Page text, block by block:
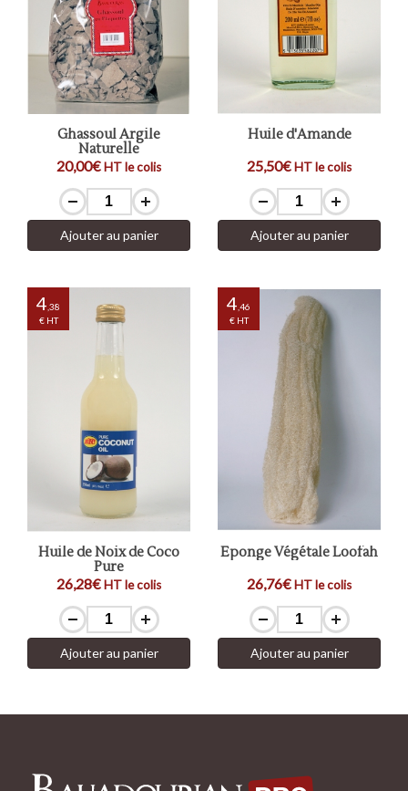
Ghassoul Argile
Naturelle
20,00€HT le colis
Ajouter au panier
Huile d'Amande
25,50€HT le colis
Ajouter au panier
4 ,38
€ HT
Huile de Noix de Coco
Pure
26,28€ HT le colis
Ajouter au panier
4 ,46
€ HT
Eponge Végétale Loofah
26,76€ HT le colis
Ajouter au panier